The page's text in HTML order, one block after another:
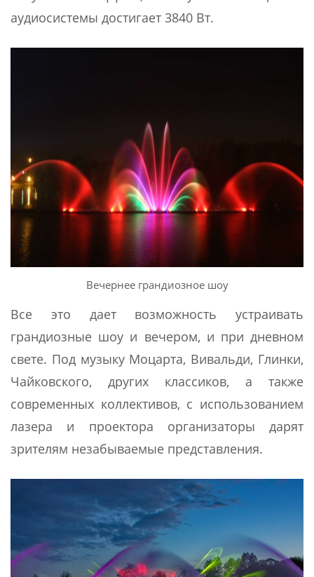
аудиосистемы достигает 3840 Вт.
Вечернее грандиозное шоу
Все это дает возможность устраивать
грандиозные шоу и вечером, и при дневном
свете. Под музыку Моцарта, Вивальди, Глинки,
Чайковского, других классиков, а также
современных коллективов, с использованием
лазера и проектора организаторы дарят
зрителям незабываемые представления.